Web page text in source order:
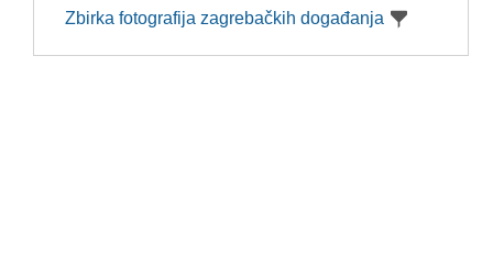
Zbirka fotografija zagrebačkih događanja